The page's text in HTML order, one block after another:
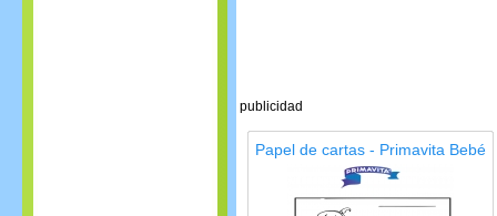
publicidad
Papel de cartas - Primavita Bebé